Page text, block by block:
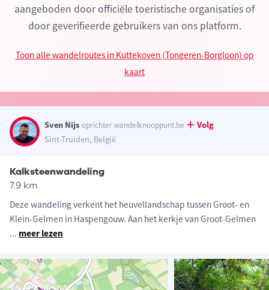
aangeboden door officiële toeristische organisaties of
door geverifieerde gebruikers van ons platform.
Toon alle wandelroutes in Kuttekoven (Tongeren-Borgloon) op
kaart
Sven Nijs oprichter wandelknooppunt.be
Volg
Sint-Truiden, België
Kalksteenwandeling
7.9 km
Deze wandeling verkent het heuvellandschap tussen Groot- en
Klein-Gelmen in Haspengouw. Aan het kerkje van Groot-Gelmen
... meer lezen